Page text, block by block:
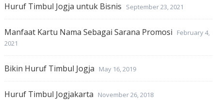
Huruf Timbul Jogja untuk Bisnis September 23, 2021
Manfaat Kartu Nama Sebagai Sarana Promosi
February 4,
2021
Bikin Huruf Timbul Jogja May 16, 2019
Huruf Timbul Jogjakarta November 26, 2018